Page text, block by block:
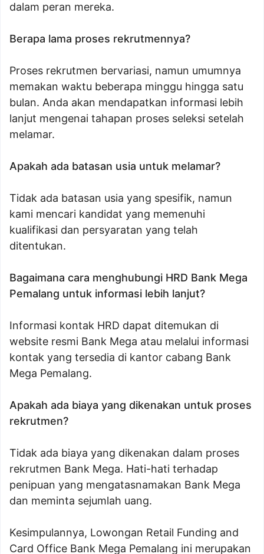
dalam peran mereka.
Berapa lama proses rekrutmennya?
Proses rekrutmen bervariasi, namun umumnya
memakan waktu beberapa minggu hingga satu
bulan. Anda akan mendapatkan informasi lebih
lanjut mengenai tahapan proses seleksi setelah
melamar.
Apakah ada batasan usia untuk melamar?
Tidak ada batasan usia yang spesifik, namun
kami mencari kandidat yang memenuhi
kualifikasi dan persyaratan yang telah
ditentukan.
Bagaimana cara menghubungi HRD Bank Mega
Pemalang untuk informasi lebih lanjut?
Informasi kontak HRD dapat ditemukan di
website resmi Bank Mega atau melalui informasi
kontak yang tersedia di kantor cabang Bank
Mega Pemalang.
Apakah ada biaya yang dikenakan untuk proses
rekrutmen?
Tidak ada biaya yang dikenakan dalam proses
rekrutmen Bank Mega. Hati-hati terhadap
penipuan yang mengatasnamakan Bank Mega
dan meminta sejumlah uang.
Kesimpulannya, Lowongan Retail Funding and
Card Office Bank Mega Pemalang ini merupakan